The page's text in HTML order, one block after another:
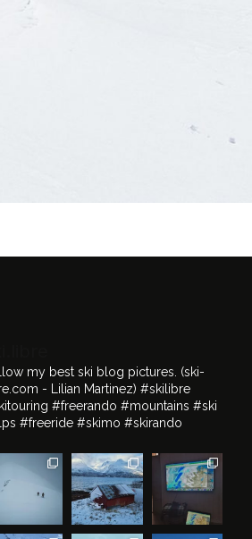
my best ski blog pictures. (ski-
- Lilian Martinez) #skilibre
#freerando #mountains #ski
#freeride #skimo #skirando